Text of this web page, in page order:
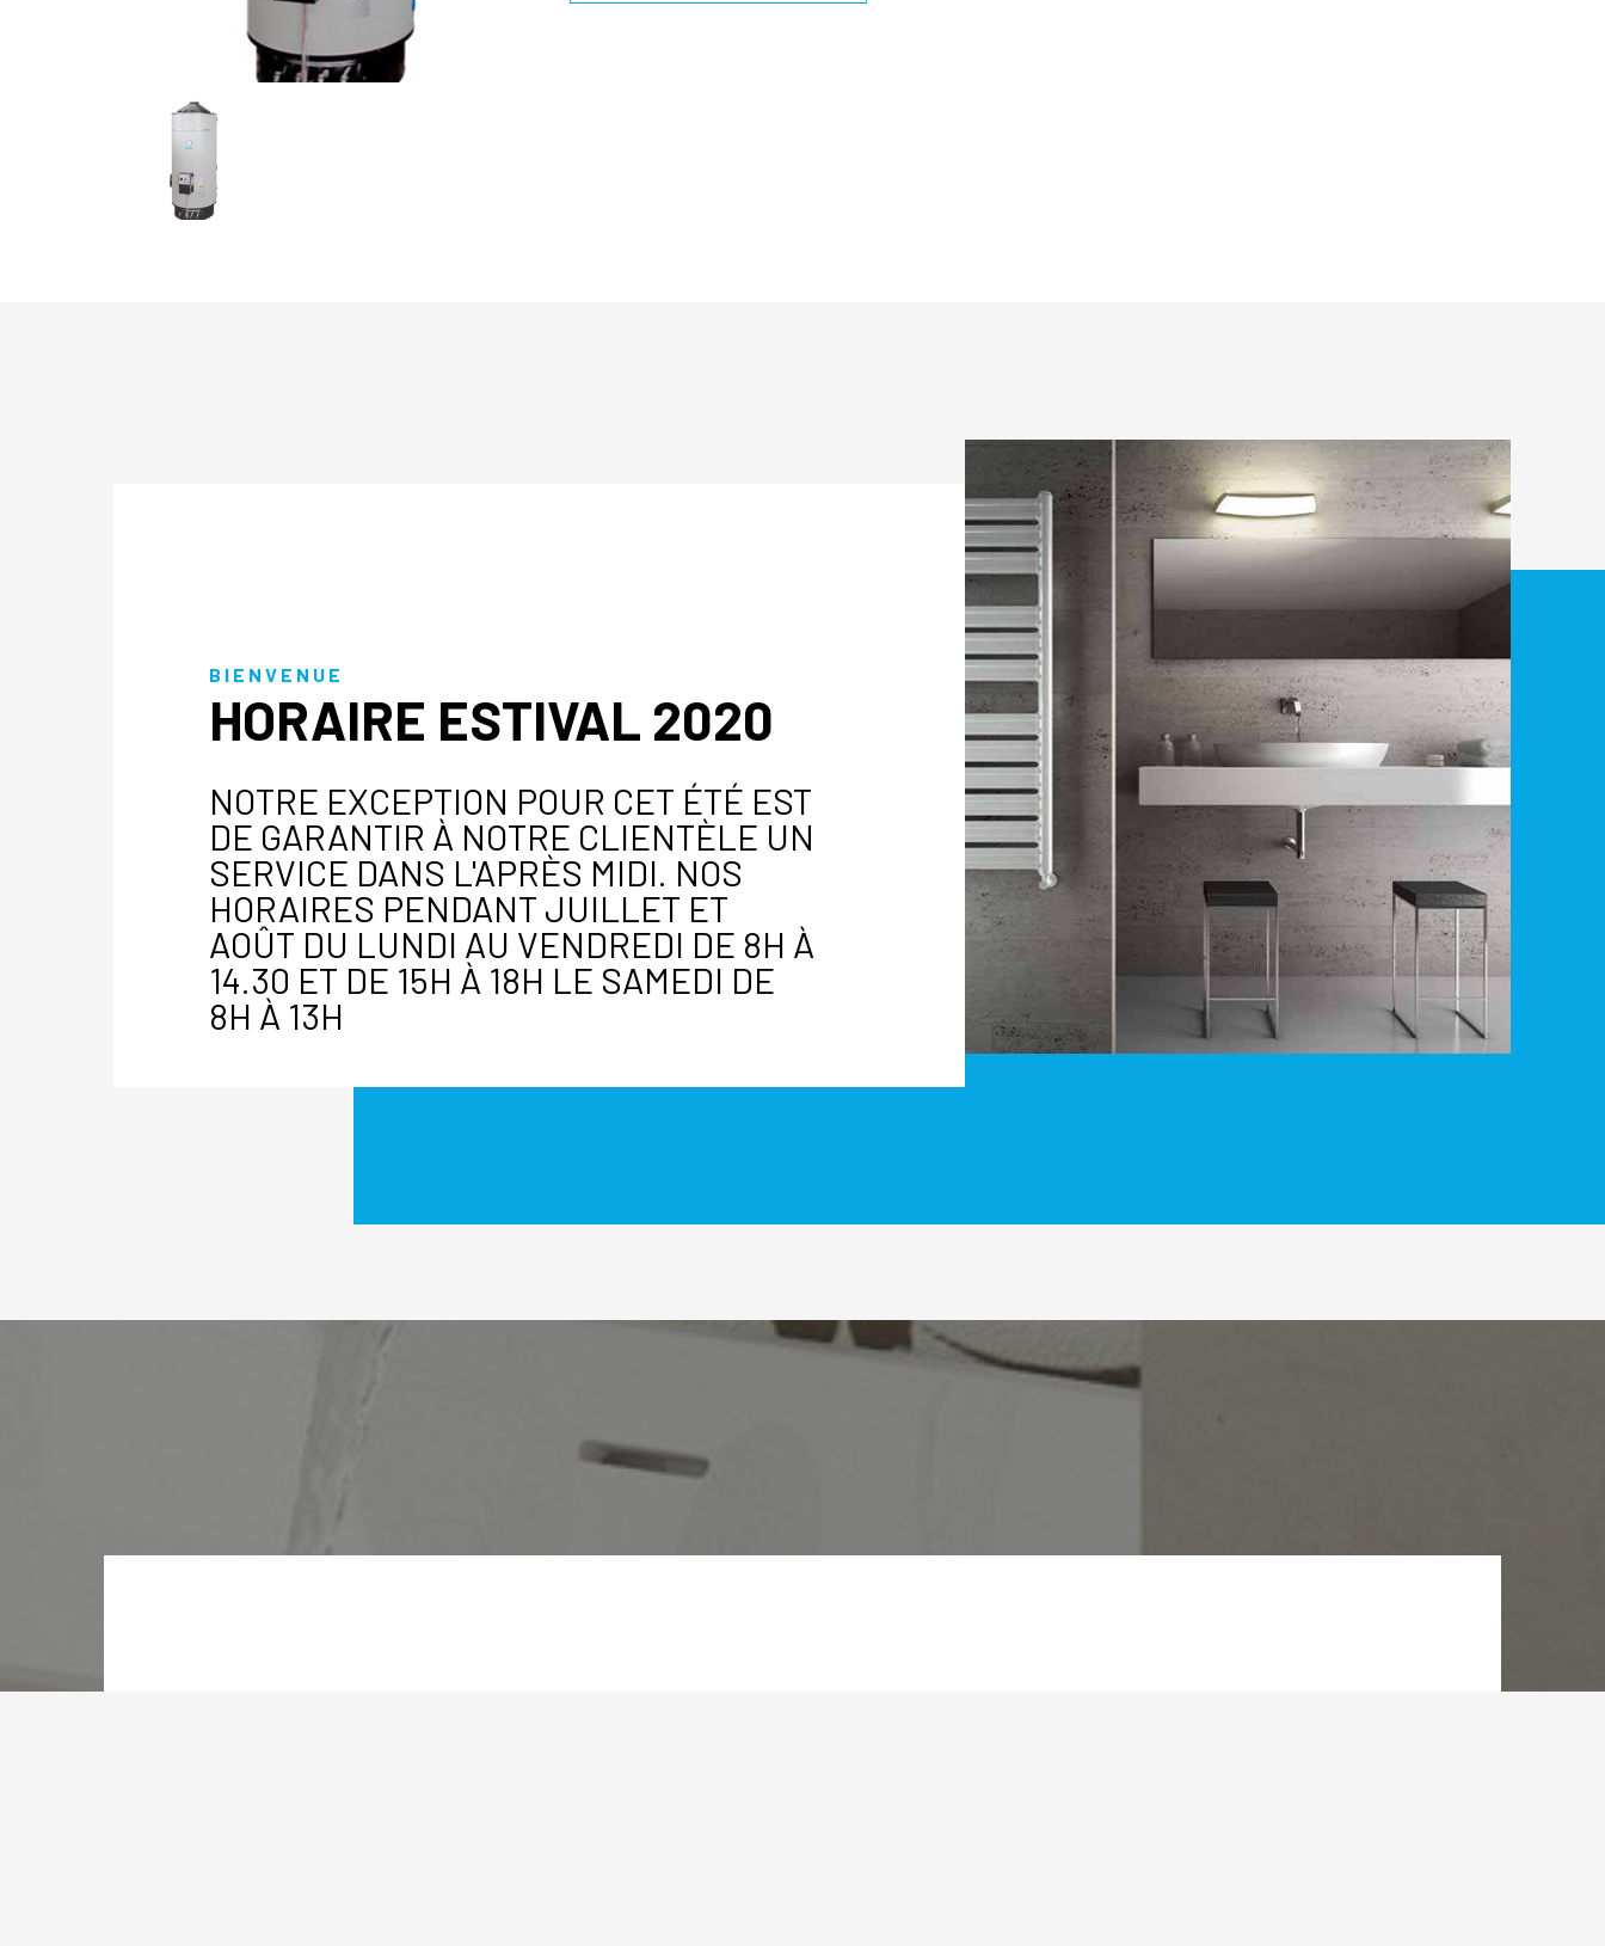
BIENVENUE
HORAIRE ESTIVAL 2020
NOTRE EXCEPTION POUR CET ÉTÉ EST
DE GARANTIR À NOTRE CLIENTÈLE UN
SERVICE DANS L'APRÈS MIDI. NOS
HORAIRES PENDANT JUILLET ET
AOÛT DU LUNDI AU VENDREDI DE 8H À
14.30 ET DE 15H À 18H LE SAMEDI DE
8H À 13H